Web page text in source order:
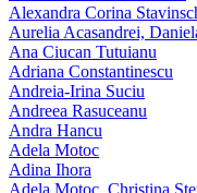
Alexandra Corina
Aurelia Acasandrei,
Ana Ciucan Tutuianu
Adriana Constantinescu
Andreia-Irina Suciu
Andreea Rasuceanu
Andra Hancu
Adela Motoc
Adina Ihora
Adela Motoc, Christina